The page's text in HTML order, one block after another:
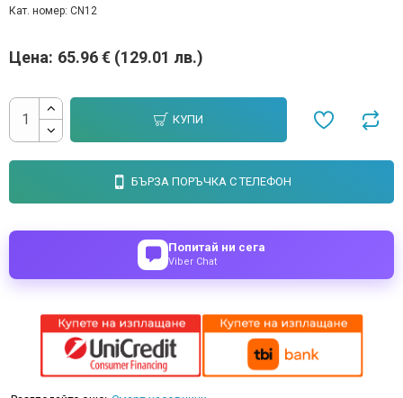
Кат. номер: CN12
Цена: 65.96 € (129.01 лв.)
КУПИ
БЪРЗА ПОРЪЧКА С ТЕЛЕФОН
Попитай ни сега
Viber Chat